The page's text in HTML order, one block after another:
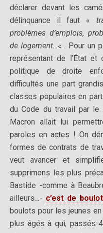
déclarer devant les
délinquance il faut «
problèmes d’emplois,
de logement… « . Pour un
représentant de l’État
politique de droite
difficultés une part
classes populaires en
du Code du travail par le
Macron allait lui
paroles en actes ! On
formes de contrats de
veut avancer et
supprimons les plus
Bastide -comme à
ailleurs…- c’est de
boulots pour les jeunes
plus âgés à qui, passés